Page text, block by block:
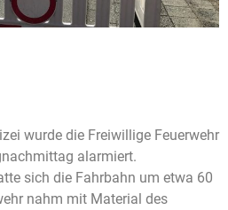
wurde die Freiwillige Feuerwehr
alarmiert.
sich die Fahrbahn um etwa 60
nahm mit Material des